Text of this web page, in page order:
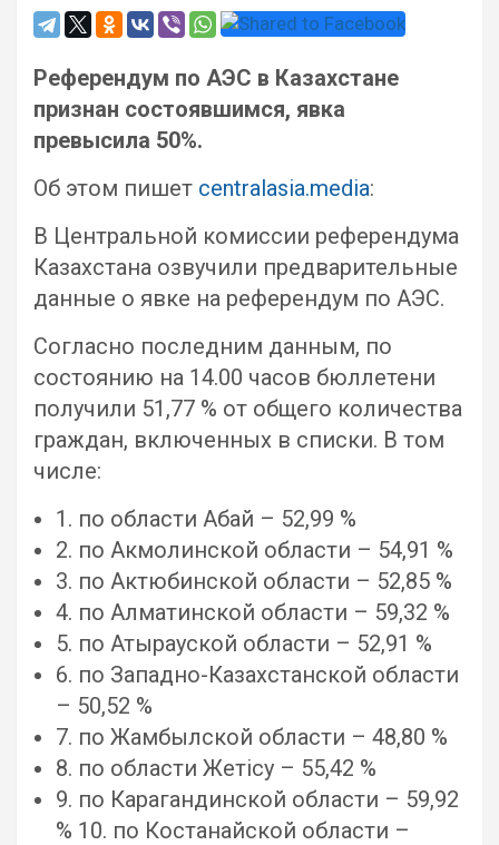
Референдум по АЭС в Казахстане
признан состоявшимся, явка
превысила 50%.
Об этом пишет centralasia.media:
В Центральной комиссии референдума
Казахстана озвучили предварительные
данные о явке на референдум по АЭС.
Согласно последним данным, по
состоянию на 14.00 часов бюллетени
получили 51,77 % от общего количества
граждан, включенных в списки. В том
числе:
1. по области Абай – 52,99 %
2. по Акмолинской области – 54,91 %
3. по Актюбинской области – 52,85 %
4. по Алматинской области – 59,32 %
5. по Атырауской области – 52,91 %
6. по Западно-Казахстанской области
– 50,52 %
7. по Жамбылской области – 48,80 %
8. по области Жетiсу – 55,42 %
9. по Карагандинской области – 59,92
% 10. по Костанайской области –